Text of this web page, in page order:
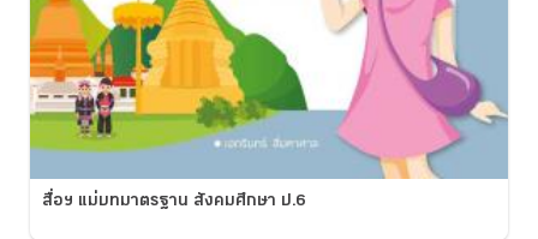
สื่อฯ แม่บทมาตรฐาน สังคมศึกษา ป.6